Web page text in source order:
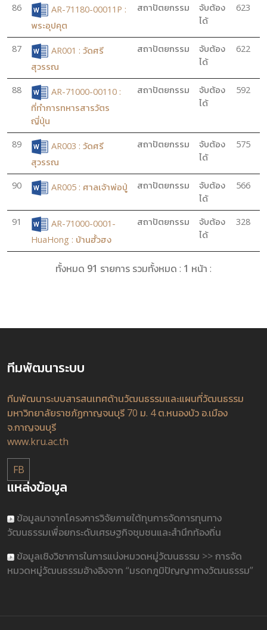
86
AR-71180-00011P :
พระอุปคุต
สถาปัตยกรรม
จับต้อง
ได้
623
87
AR001 : วัดศรี
สุวรรณ
สถาปัตยกรรม
จับต้อง
ได้
622
88
AR-71000-00110 :
ที่ทำการทหารสารวัตร
ญี่ปุ่น
สถาปัตยกรรม
จับต้อง
ได้
592
89
AR003 : วัดศรี
สุวรรณ
สถาปัตยกรรม
จับต้อง
ได้
575
90 AR005 : ศาลเจ้าพ่อปู่ สถาปัตยกรรม
จับต้อง
ได้
566
91
AR-71000-0001-
HuaHong : บ้านฮั้วฮง
สถาปัตยกรรม
จับต้อง
ได้
328
ทั้งหมด 91 รายการ รวมทั้งหมด : 1 หน้า :
ทีมพัฒนาระบบ
ทีมพัฒนาระบบสารสนเทศด้านวัฒนธรรมและแผนที่วัฒนธรรม
มหาวิทยาลัยราชภัฏกาญจนบุรี 70 ม. 4 ต.หนองบัว อ.เมือง
จ.กาญจนบุรี
www.kru.ac.th
FB
แหล่งข้อมูล
ข้อมูลมาจากโครงการวิจัยภายใต้ทุนการจัดการทุนทาง
วัฒนธรรมเพื่อยกระดับเศรษฐกิจชุมชนและสำนึกท้องถิ่น
ข้อมูลเชิงวิชาการในการแบ่งหมวดหมู่วัฒนธรรม >> การจัด
หมวดหมู่วัฒนธรรมอ้างอิงจาก “มรดกภูมิปัญญาทางวัฒนธรรม”